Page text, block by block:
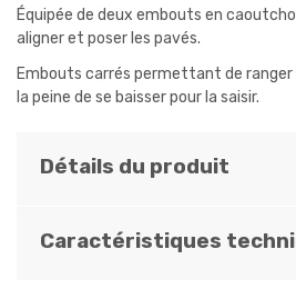
Équipée de deux embouts en
aligner et poser les pavés.
Embouts carrés permettant de
la peine de se baisser pour la saisir.
Détails du produit
Caractéristiques